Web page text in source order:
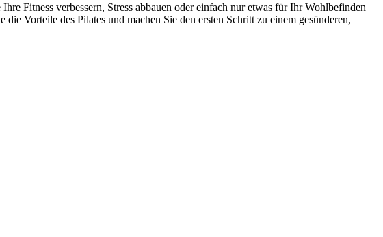
Fitness verbessern, Stress abbauen oder einfach nur etwas für Ihr Wohlbefinden
Vorteile des Pilates und machen Sie den ersten Schritt zu einem gesünderen,